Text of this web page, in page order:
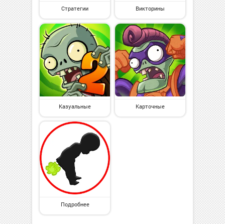
Стратегии Викторины
Казуальные Карточные
Подробнее